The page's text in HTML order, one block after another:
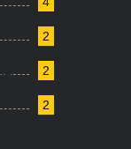
2
2
2